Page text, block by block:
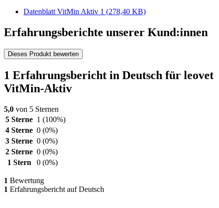
Datenblatt VitMin Aktiv 1 (278,40 KB)
Erfahrungsberichte unserer Kund:innen
Dieses Produkt bewerten
1 Erfahrungsbericht in Deutsch für leovet
VitMin-Aktiv
5,0 von 5 Sternen
5 Sterne 1 (100%)
4 Sterne 0 (0%)
3 Sterne 0 (0%)
2 Sterne 0 (0%)
1 Stern
0 (0%)
1 Bewertung
1 Erfahrungsbericht auf Deutsch